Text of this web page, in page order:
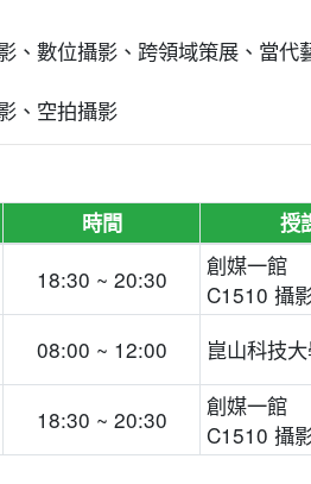
、數位攝影、跨領域策展、當代
、空拍攝影
時間 授
18:30 ~ 20:30
創媒一館
C1510 攝
08:00 ~ 12:00 崑山科技
18:30 ~ 20:30
創媒一館
C1510 攝